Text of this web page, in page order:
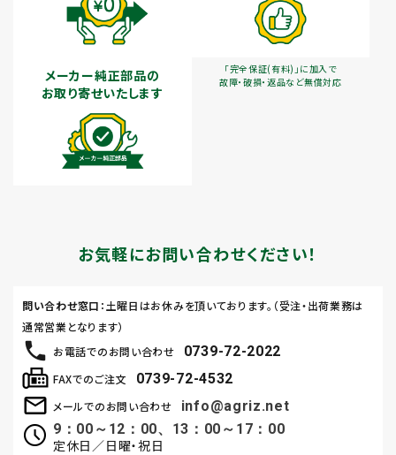
「完全保証(有料)」に加入で
故障・破損・返品など無償対応
メーカー純正部品の
お取り寄せいたします
お気軽にお問い合わせください！
お電話でのお問い合わせ 0739-72-2022
メールでのお問い合わせ
info@agriz.net
9：00～12：00、13：00～17：00
定休日／日曜・祝日
FAXでのご注文 0739-72-4532
問い合わせ窓口 ：土曜日はお休みを頂いております。（受注・出荷業務は
通常営業となります）